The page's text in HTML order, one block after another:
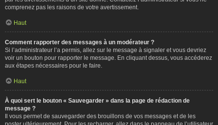
comprenez pas les raisons de votre avertissement.
Haut
Comment rapporter des messages à un modérateur ?
Si l’administrateur l’a permis, allez sur le message à signaler et vous devriez
voir un bouton pour rapporter le message. En cliquant dessus, vous accéderez
aux étapes nécessaires pour le faire.
Haut
À quoi sert le bouton « Sauvegarder » dans la page de rédaction de
message ?
Il vous permet de sauvegarder des brouillons de vos messages et de les